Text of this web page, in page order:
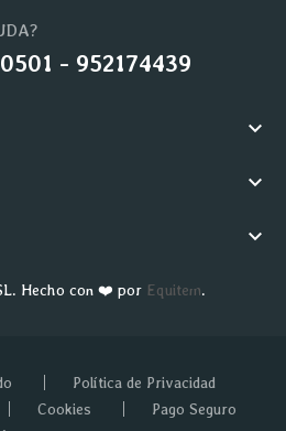
- 952174439
keyboard_arrow_down
keyboard_arrow_down
keyboard_arrow_down
Hecho con ❤️ por Equitem.
Política de Privacidad
Cookies
Pago Seguro